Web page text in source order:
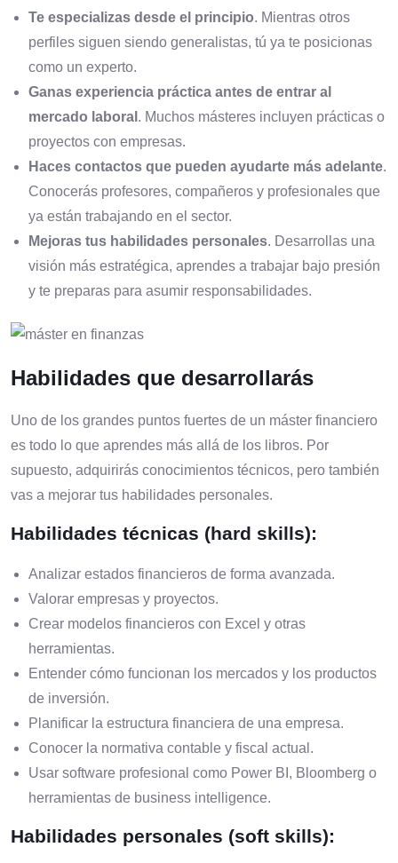
Te especializas desde el principio. Mientras otros
perfiles siguen siendo generalistas, tú ya te posicionas
como un experto.
Ganas experiencia práctica antes de entrar al
mercado laboral . Muchos másteres incluyen prácticas o
proyectos con empresas.
Haces contactos que pueden ayudarte más adelante.
Conocerás profesores, compañeros y profesionales que
ya están trabajando en el sector.
Mejoras tus habilidades personales. Desarrollas una
visión más estratégica, aprendes a trabajar bajo presión
y te preparas para asumir responsabilidades.
Habilidades que desarrollarás
Uno de los grandes puntos fuertes de un máster financiero
es todo lo que aprendes más allá de los libros. Por
supuesto, adquirirás conocimientos técnicos, pero también
vas a mejorar tus habilidades personales.
Habilidades técnicas (hard skills):
Analizar estados financieros de forma avanzada.
Valorar empresas y proyectos.
Crear modelos financieros con Excel y otras
herramientas.
Entender cómo funcionan los mercados y los productos
de inversión.
Planificar la estructura financiera de una empresa.
Conocer la normativa contable y fiscal actual.
Usar software profesional como Power BI, Bloomberg o
herramientas de business intelligence.
Habilidades personales (soft skills):